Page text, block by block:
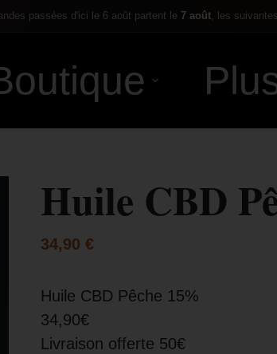
passées d'ici le 6 août partent le 7 août, les
Huile CBD
34,90 €
Huile CBD Pêche 15%
34,90€
Livraison offerte 50€